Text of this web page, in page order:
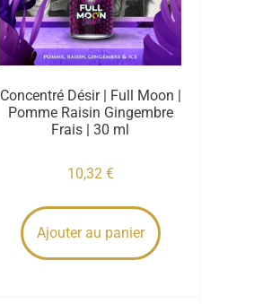
Concentré Désir | Full Moon |
Pomme Raisin Gingembre
Frais | 30 ml
10,32 €
Ajouter au panier